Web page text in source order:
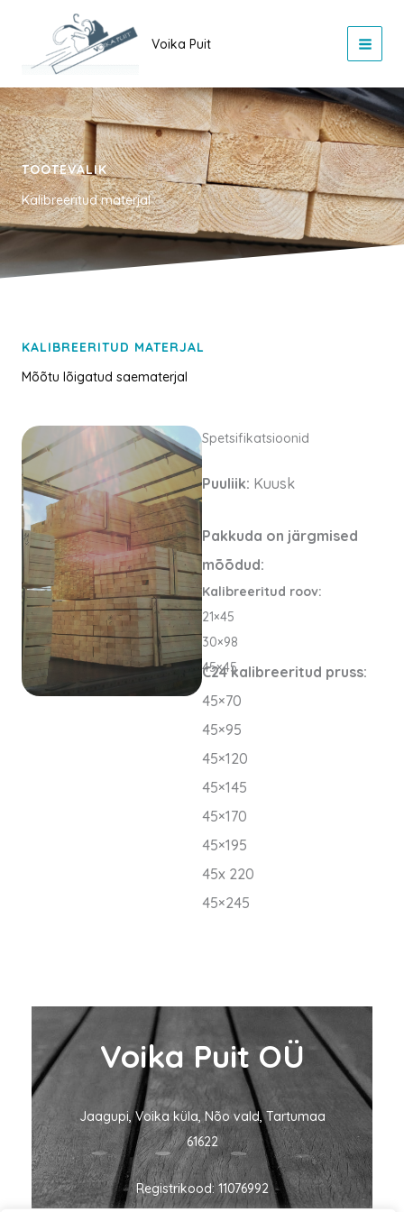
content
Voika Puit
TOOTEVALIK
Kalibreeritud materjal
KALIBREERITUD MATERJAL
Mõõtu lõigatud saematerjal
Spetsifikatsioonid
Puuliik: Kuusk
Pakkuda on järgmised
mõõdud:
Kalibreeritud roov:
21×45
30×98
45×45
C24 kalibreeritud pruss:
45×70
45×95
45×120
45×145
45×170
45×195
45x 220
45×245
Voika Puit OÜ
Jaagupi, Voika küla, Nõo vald, Tartumaa
61622
Registrikood: 11076992